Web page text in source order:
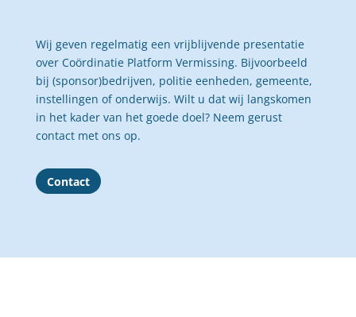
Wij geven regelmatig een vrijblijvende presentatie
over Coördinatie Platform Vermissing. Bijvoorbeeld
bij (sponsor)bedrijven, politie eenheden, gemeente,
instellingen of onderwijs. Wilt u dat wij langskomen
in het kader van het goede doel? Neem gerust
contact met ons op.
Contact